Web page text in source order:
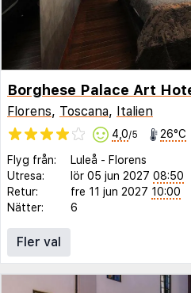
Borghese Palace Art
Florens, Toscana, Italien
4,0/5 26°C
Flyg från: Luleå - Florens
Utresa:
lör 05 jun 2027 08:50
Retur:
fre 11 jun 2027 10:00
Nätter:
6
Fler val